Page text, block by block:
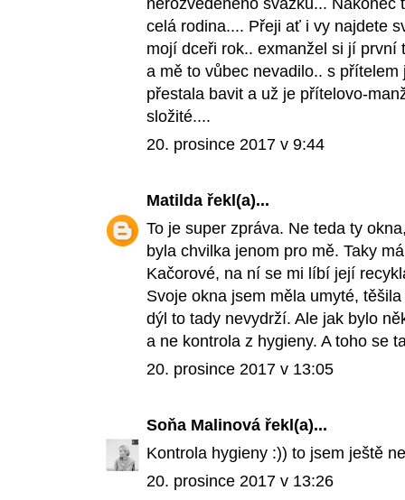
nerozvedeného svazku...
celá rodina.... Přeji ať i vy najdete
mojí dceři rok.. exmanžel si jí první
a mě to vůbec nevadilo.. s
přestala bavit a už je přítelovo-
složité....
20. prosince 2017 v 9:44
Matilda řekl(a)...
To je super zpráva. Ne teda ty
byla chvilka jenom pro mě. Taky
Kačorové, na ní se mi líbí její
Svoje okna jsem měla umyté,
dýl to tady nevydrží. Ale jak bylo
a ne kontrola z hygieny. A toho se
20. prosince 2017 v 13:05
Soňa Malinová řekl(a)...
Kontrola hygieny :)) to jsem ještě
20. prosince 2017 v 13:26